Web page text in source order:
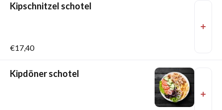
Kipschnitzel schotel
€17,40
Kipdöner schotel